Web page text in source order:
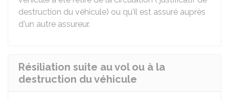
destruction du véhicule) ou qu'il est assuré auprès
d'un autre assureur.
Résiliation suite au vol ou à la
destruction du véhicule